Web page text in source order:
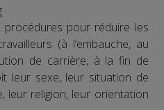
pour réduire les
(à l’embauche, au
de carrière, à la fin de
leur sexe, leur situation de
leur religion, leur orientation